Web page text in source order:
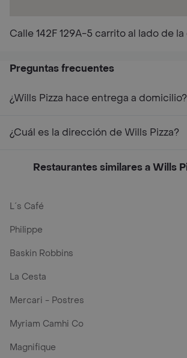
Calle 142F 129A-5 carrito al lado de la
Preguntas frecuentes
¿Wills Pizza hace entrega a domicilio?
¿Cuál es la dirección de Wills Pizza?
Restaurantes similares a Wills
L´s Café
Philippe
Baskin Robbins
La Cesta
Mercari - Postres
Myriam Camhi Co
Magnifique